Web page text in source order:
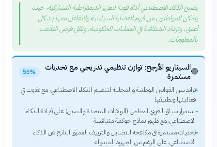
يصبح الذكاء الاصطناعي أداة قوية لتعزيز الديمقراطية التشاركية، حيث
يتمكن المواطنون من فهم القضايا السياسية والتفاعل معها بشكل
أعمق، وتزداد الشفافية في العمليات الحكومية، وتقل فرص التلاعب
بالمعلومات.
🔵السيناريو الأرجح: توازن تنظيمي تدريجي مع تحديات
مستمرة
55%
•تزايد سن القوانين الوطنية والمحلية لتنظيم الذكاء الاصطناعي، مع تفاوت في
فعاليتها وتطبيقها
•استمرار سباق القوى العظمى (الولايات المتحدة والصين) على قيادة الذكاء
الاصطناعي، مع ظهور نماذج حوكمة متنافسة
•تحديات مستمرة في مكافحة التضليل والتزييف العميق الناتج عن الذكاء
الاصطناعي، على الرغم من الجهود المبذولة